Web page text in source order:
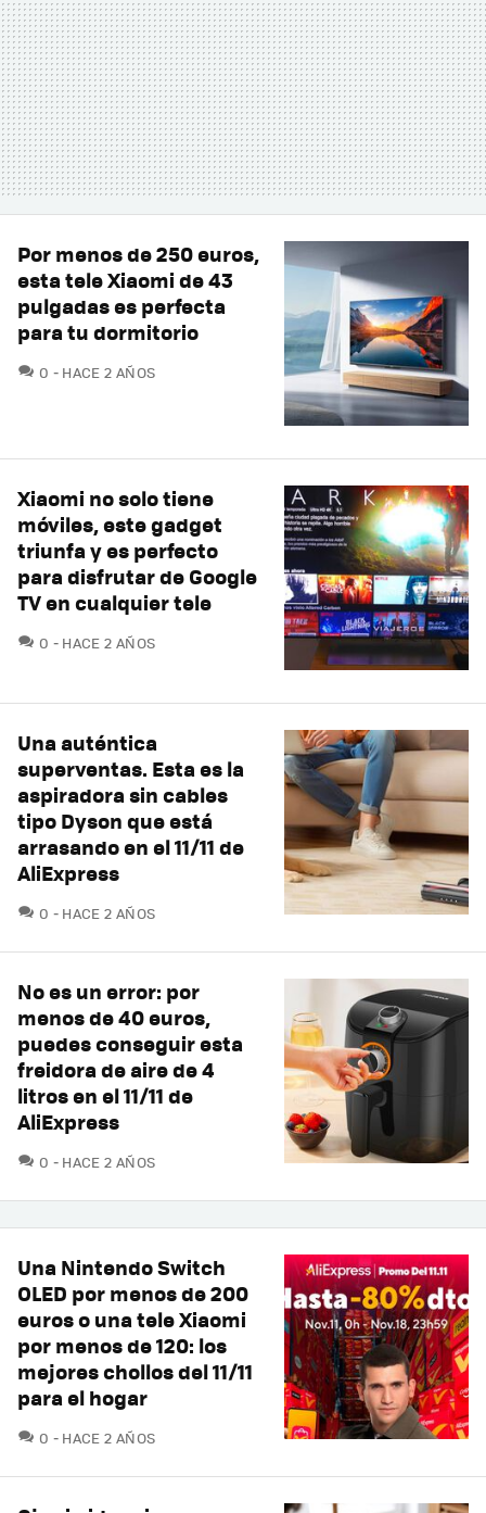
Por menos de 250 euros,
esta tele Xiaomi de 43
pulgadas es perfecta
para tu dormitorio
0 COMENTARIOS
HACE 2 AÑOS
Xiaomi no solo tiene
móviles, este gadget
triunfa y es perfecto
para disfrutar de Google
TV en cualquier tele
0 COMENTARIOS
HACE 2 AÑOS
Una auténtica
superventas. Esta es la
aspiradora sin cables
tipo Dyson que está
arrasando en el 11/11 de
AliExpress
0 COMENTARIOS
HACE 2 AÑOS
No es un error: por
menos de 40 euros,
puedes conseguir esta
freidora de aire de 4
litros en el 11/11 de
AliExpress
0 COMENTARIOS
HACE 2 AÑOS
Una Nintendo Switch
OLED por menos de 200
euros o una tele Xiaomi
por menos de 120: los
mejores chollos del 11/11
para el hogar
0 COMENTARIOS
HACE 2 AÑOS